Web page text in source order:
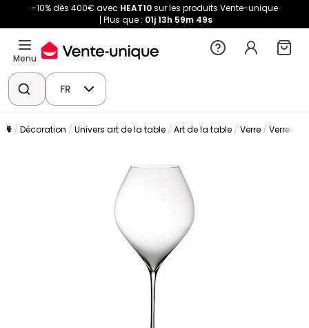
-10% dès 400€ avec HEAT10sur les produits Vente-unique
Plus que : 01j 13h 59m 47s
Menu
FR
Décoration Univers art de la table Art de la table Verre Verre à